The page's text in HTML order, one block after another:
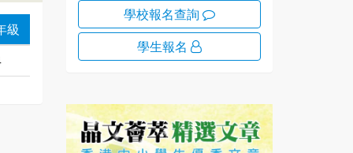
級
學校報名查詢
學生報名